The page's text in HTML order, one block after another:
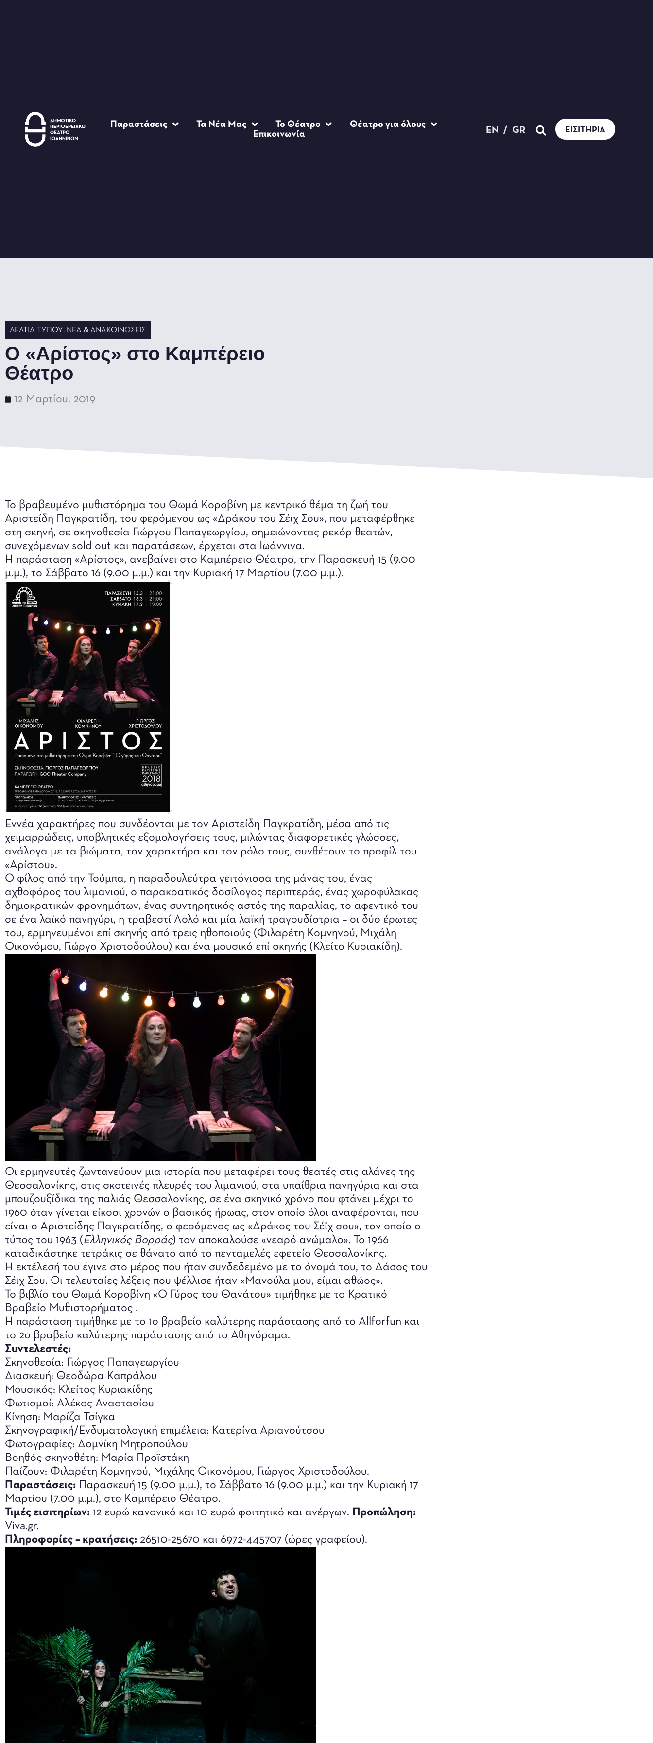
Παραστάσεις Τα Νέα Μας Το Θέατρο
Θέατρο για όλους
Επικοινωνία
EN / GR ΕΙΣΙΤΉΡΙΑ
ΔΕΛΤΊΑ ΤΎΠΟΥ, ΝΈΑ & ΑΝΑΚΟΙΝΏΣΕΙΣ
Ο «Αρίστος» στο Καμπέρειο
Θέατρο
12 Μαρτίου, 2019
Το βραβευμένο μυθιστόρημα του Θωμά Κοροβίνη με κεντρικό θέμα τη ζωή του
Αριστείδη Παγκρατίδη, του φερόμενου ως «Δράκου του Σέιχ Σου», που μεταφέρθηκε
στη σκηνή, σε σκηνοθεσία Γιώργου Παπαγεωργίου, σημειώνοντας ρεκόρ θεατών,
συνεχόμενων sold out και παρατάσεων, έρχεται στα Ιωάννινα.
Η παράσταση «Αρίστος», ανεβαίνει στο Καμπέρειο Θέατρο, την Παρασκευή 15 (9.00
μ.μ.), το Σάββατο 16 (9.00 μ.μ.) και την Κυριακή 17 Μαρτίου (7.00 μ.μ.).
Εννέα χαρακτήρες που συνδέονται με τον Αριστείδη Παγκρατίδη, μέσα από τις
χειμαρρώδεις, υποβλητικές εξομολογήσεις τους, μιλώντας διαφορετικές γλώσσες,
ανάλογα με τα βιώματα, τον χαρακτήρα και τον ρόλο τους, συνθέτουν το προφίλ του
«Αρίστου».
Ο φίλος από την Τούμπα, η παραδουλεύτρα γειτόνισσα της μάνας του, ένας
αχθοφόρος του λιμανιού, ο παρακρατικός δοσίλογος περιπτεράς, ένας χωροφύλακας
δημοκρατικών φρονημάτων, ένας συντηρητικός αστός της παραλίας, το αφεντικό του
σε ένα λαϊκό πανηγύρι, η τραβεστί Λολό και μία λαϊκή τραγουδίστρια – οι δύο έρωτες
του, ερμηνευμένοι επί σκηνής από τρεις ηθοποιούς (Φιλαρέτη Κομνηνού, Μιχάλη
Οικονόμου, Γιώργο Χριστοδούλου) και ένα μουσικό επί σκηνής (Κλείτο Κυριακίδη).
Οι ερμηνευτές ζωντανεύουν μια ιστορία που μεταφέρει τους θεατές στις αλάνες της
Θεσσαλονίκης, στις σκοτεινές πλευρές του λιμανιού, στα υπαίθρια πανηγύρια και στα
μπουζουξίδικα της παλιάς Θεσσαλονίκης, σε ένα σκηνικό χρόνο που φτάνει μέχρι το
1960 όταν γίνεται είκοσι χρονών ο βασικός ήρωας, στον οποίο όλοι αναφέρονται, που
είναι ο Αριστείδης Παγκρατίδης, ο φερόμενος ως «Δράκος του Σέϊχ σου», τον οποίο ο
τύπος του 1963 (Ελληνικός Βορράς) τον αποκαλούσε «νεαρό ανώμαλο». Το 1966
καταδικάστηκε τετράκις σε θάνατο από το πενταμελές εφετείο Θεσσαλονίκης.
Η εκτέλεσή του έγινε στο μέρος που ήταν συνδεδεμένο με το όνομά του, το Δάσος του
Σέιχ Σου. Οι τελευταίες λέξεις που ψέλλισε ήταν «Μανούλα μου, είμαι αθώος».
Το βιβλίο του Θωμά Κοροβίνη «Ο Γύρος του Θανάτου» τιμήθηκε με το Κρατικό
Βραβείο Μυθιστορήματος .
Η παράσταση τιμήθηκε με το 1ο βραβείο καλύτερης παράστασης από το Allforfun και
το 2ο βραβείο καλύτερης παράστασης από το Αθηνόραμα.
Συντελεστές:
Σκηνοθεσία: Γιώργος Παπαγεωργίου
Διασκευή: Θεοδώρα Καπράλου
Μουσικός: Κλείτος Κυριακίδης
Φωτισμοί: Αλέκος Αναστασίου
Κίνηση: Μαρίζα Τσίγκα
Σκηνογραφική/Ενδυματολογική επιμέλεια: Κατερίνα Αριανούτσου
Φωτογραφίες: Δομνίκη Μητροπούλου
Βοηθός σκηνοθέτη: Μαρία Προϊστάκη
Παίζουν: Φιλαρέτη Κομνηνού, Μιχάλης Οικονόμου, Γιώργος Χριστοδούλου.
Παραστάσεις: Παρασκευή 15 (9.00 μ.μ.), το Σάββατο 16 (9.00 μ.μ.) και την Κυριακή 17
Μαρτίου (7.00 μ.μ.), στο Καμπέρειο Θέατρο.
Τιμές εισιτηρίων: 12 ευρώ κανονικό και 10 ευρώ φοιτητικό και ανέργων. Προπώληση:
Viva.gr.
Πληροφορίες – κρατήσεις: 26510-25670 και 6972-445707 (ώρες γραφείου).